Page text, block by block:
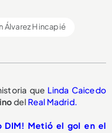
Álvarez Hincapié
que Linda Caicedo
del Real Madrid.
DIM! Metió el gol en el